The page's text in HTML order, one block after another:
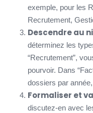
exemple, pour les
Recrutement,
Descendre au
déterminez les
“Recrutement”,
pourvoir. Dans
dossiers par
Formaliser et
discutez-en avec